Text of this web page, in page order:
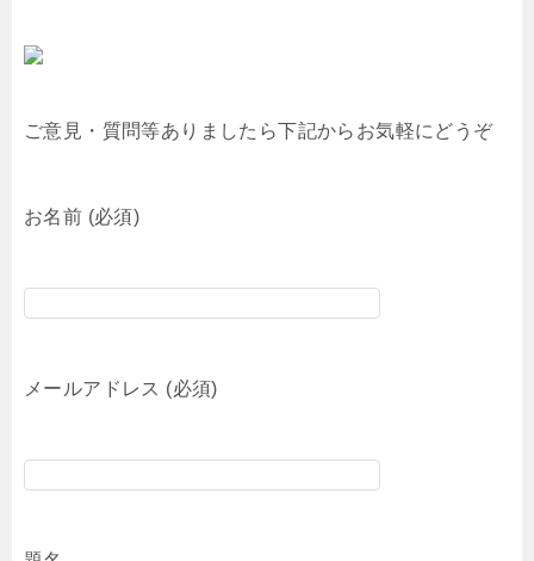
ご意見・質問等ありましたら下記からお気軽にどうぞ
お名前 (必須)
メールアドレス (必須)